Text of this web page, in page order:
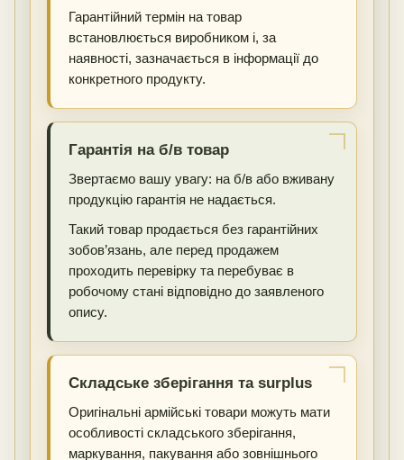
Гарантійний термін на товар
встановлюється виробником і, за
наявності, зазначається в інформації до
конкретного продукту.
Гарантія на б/в товар
Звертаємо вашу увагу: на б/в або вживану
продукцію гарантія не надається.
Такий товар продається без гарантійних
зобов’язань, але перед продажем
проходить перевірку та перебуває в
робочому стані відповідно до заявленого
опису.
Складське зберігання та surplus
Оригінальні армійські товари можуть мати
особливості складського зберігання,
маркування, пакування або зовнішнього